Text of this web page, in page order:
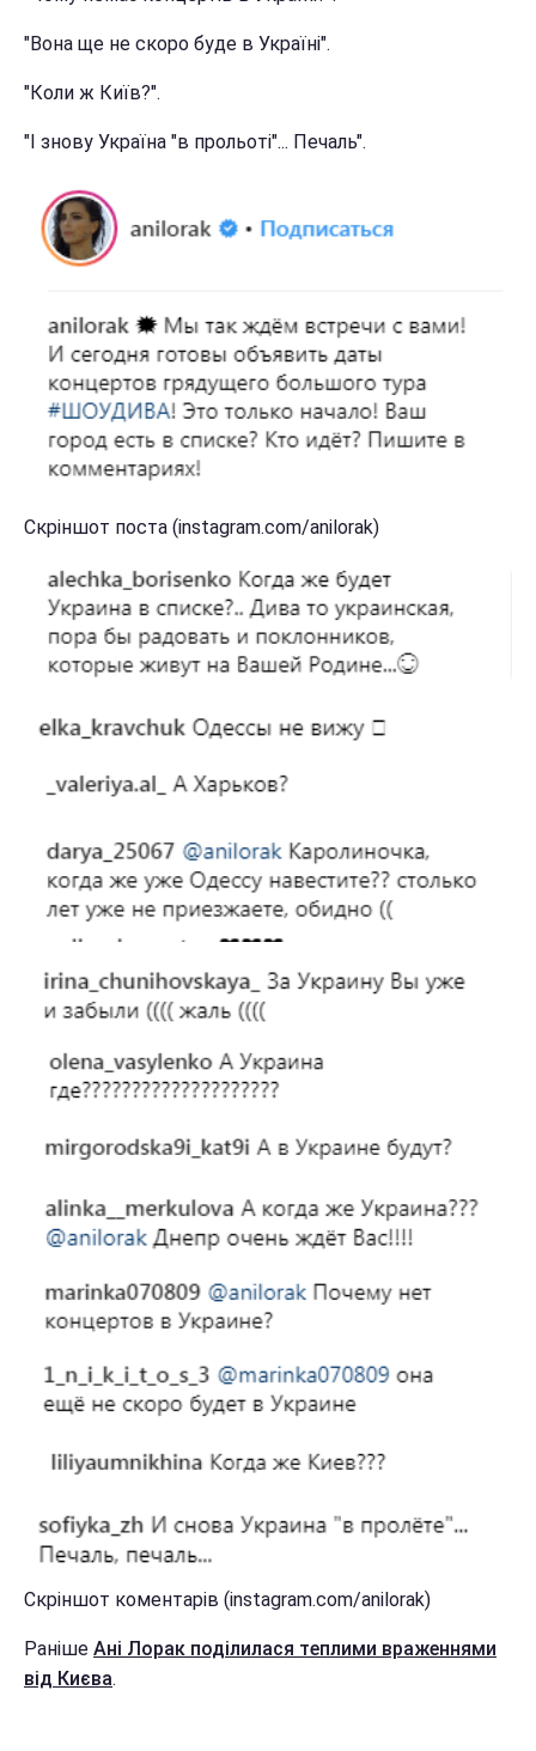
"Вона ще не скоро буде в Україні".
"Коли ж Київ?".
"І знову Україна "в прольоті"... Печаль".
Скріншот поста (instagram.com/anilorak)
Скріншот коментарів (instagram.com/anilorak)
Раніше Ані Лорак поділилася теплими враженнями
від Києва.